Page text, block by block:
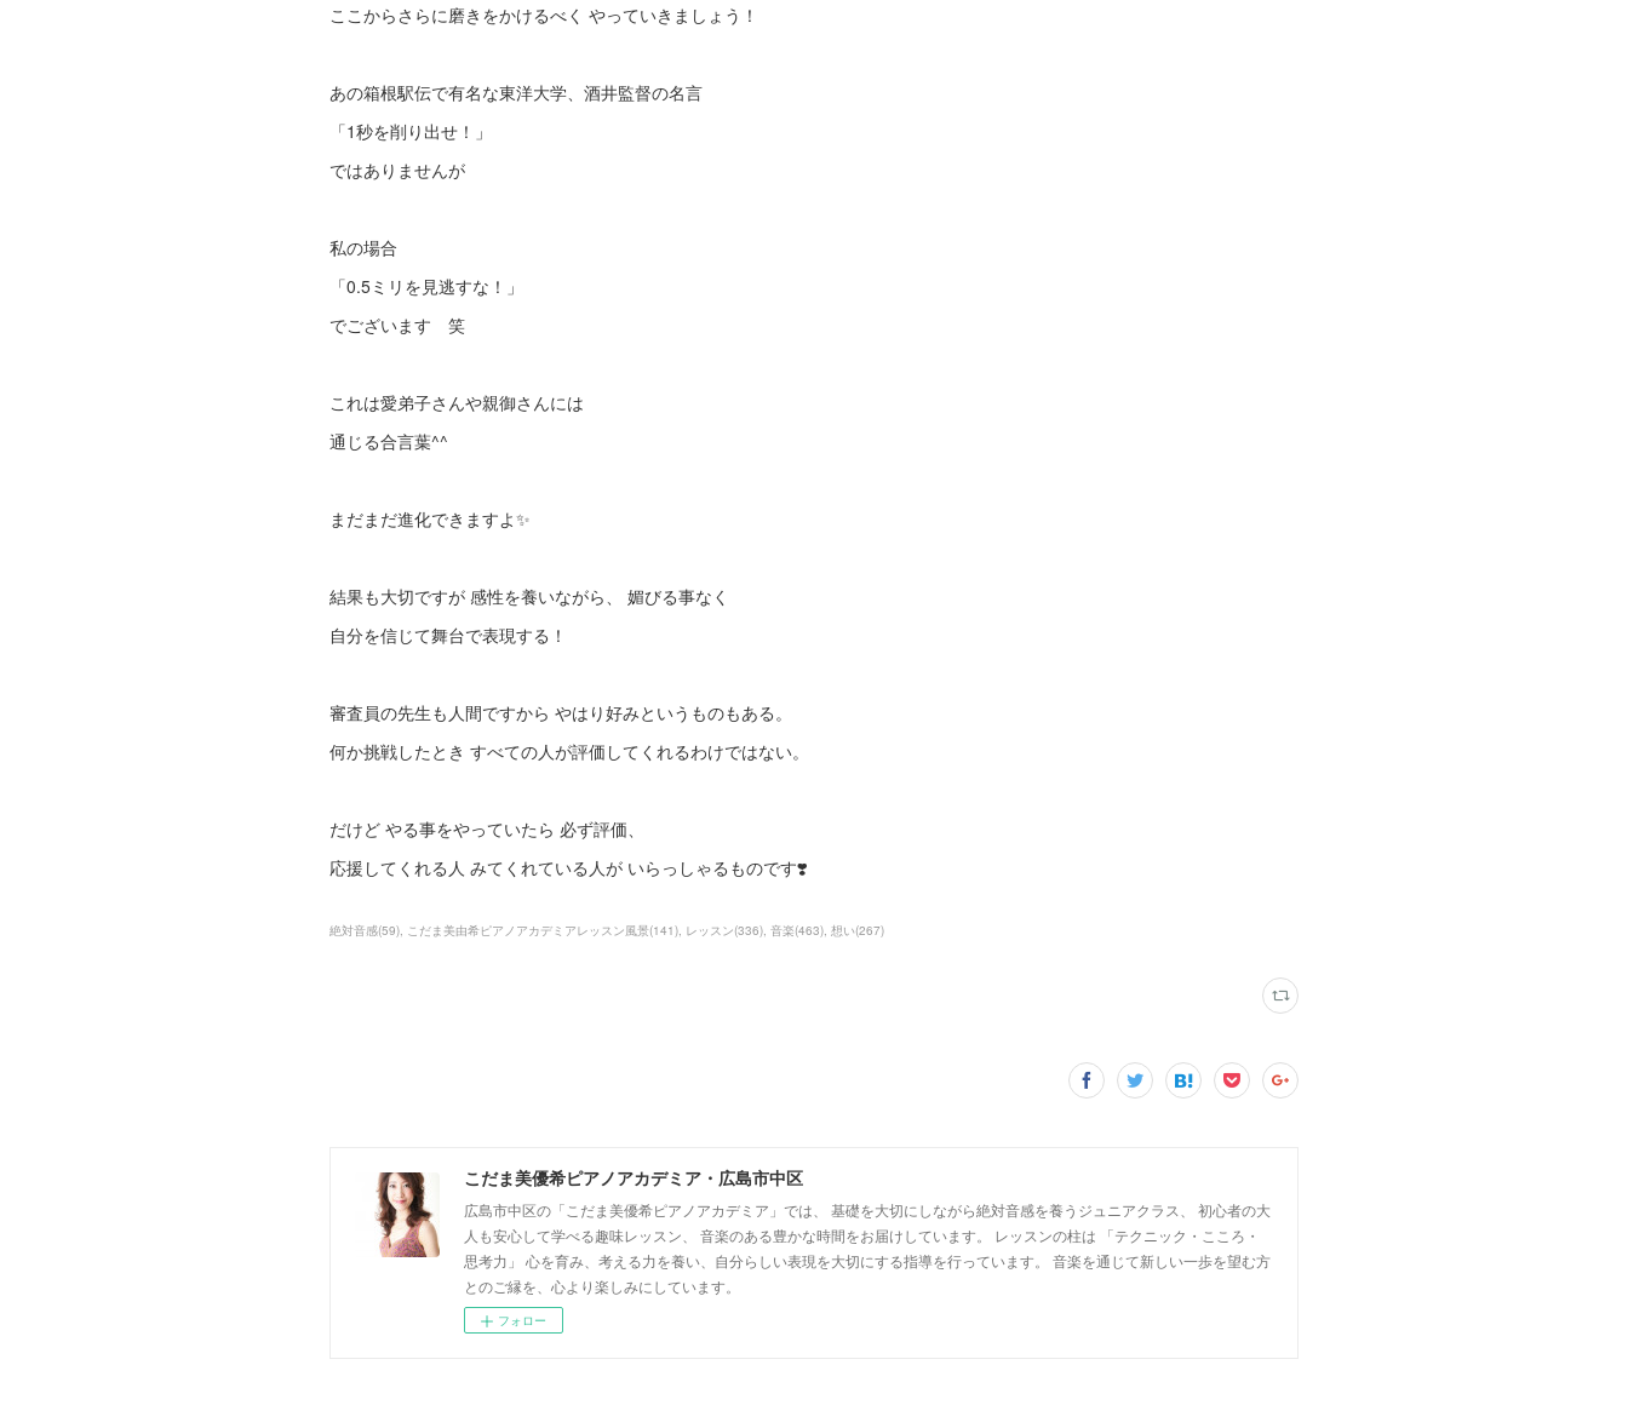
ここからさらに磨きをかけるべく やっていきましょう！
あの箱根駅伝で有名な東洋大学、酒井監督の名言
「1秒を削り出せ！」
ではありませんが
私の場合
「0.5ミリを見逃すな！」
でございます 笑
これは愛弟子さんや親御さんには
通じる合言葉^^
まだまだ進化できますよ✨
結果も大切ですが 感性を養いながら、 媚びる事なく
自分を信じて舞台で表現する！
審査員の先生も人間ですから やはり好みというものもある。
何か挑戦したとき すべての人が評価してくれるわけではない。
だけど やる事をやっていたら 必ず評価、
応援してくれる人 みてくれている人が いらっしゃるものです❣️
絶対音感(59) こだま美由希ピアノアカデミアレッスン風景(141) レッスン(336) 音楽(463) 想い(267)
こだま美優希ピアノアカデミア・広島市中区
広島市中区の「こだま美優希ピアノアカデミア」では、 基礎を大切にしながら絶対音感を養うジュニアクラス、 初心者の大
人も安心して学べる趣味レッスン、 音楽のある豊かな時間をお届けしています。 レッスンの柱は 「テクニック・こころ・
思考力」 心を育み、考える力を養い、自分らしい表現を大切にする指導を行っています。 音楽を通じて新しい一歩を望む方
とのご縁を、心より楽しみにしています。
フォロー